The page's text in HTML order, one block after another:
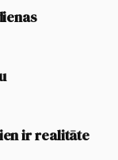
ir realitāte